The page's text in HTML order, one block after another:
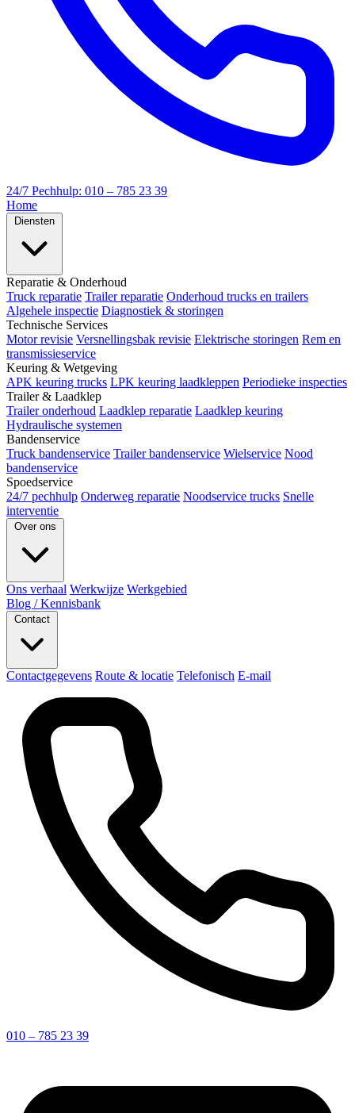
24/7 Pechhulp: 010 – 785 23 39
Home
Reparatie & Onderhoud
Truck reparatie Trailer reparatie Onderhoud trucks en trailers
Algehele inspectie Diagnostiek & storingen
Technische Services
Motor revisie Versnellingsbak revisie Elektrische storingen Rem en
transmissieservice
Keuring & Wetgeving
APK keuring trucks LPK keuring laadkleppen Periodieke inspecties
Trailer & Laadklep
Trailer onderhoud Laadklep reparatie Laadklep keuring
Hydraulische systemen
Bandenservice
Truck bandenservice Trailer bandenservice Wielservice Nood
bandenservice
Spoedservice
24/7 pechhulp Onderweg reparatie Noodservice trucks Snelle
interventie
Ons verhaal Werkwijze Werkgebied
Blog / Kennisbank
Contactgegevens Route & locatie Telefonisch E-mail
010 – 785 23 39